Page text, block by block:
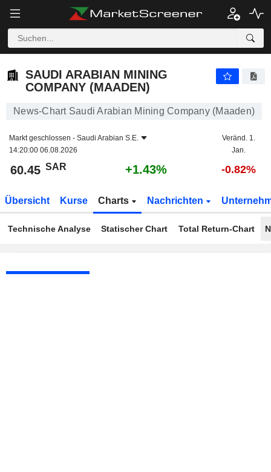
SAUDI ARABIAN MINING
COMPANY (MAADEN)
News-Chart Saudi Arabian Mining Company (Maaden)
Markt geschlossen - Saudi Arabian S.E.
14:20:00 06.08.2026
Veränd. 1.
Jan.
60.45 SAR +1.43% -0.82%
Übersicht Kurse Charts Nachrichten
Technische Analyse Statischer Chart Total Return-Chart